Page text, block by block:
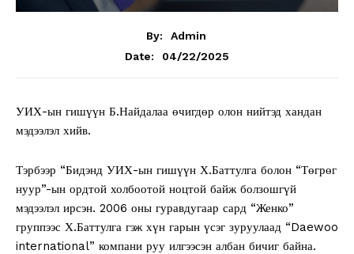
By:
Admin
Date:
04/22/2025
УИХ-ын гишүүн Б.Найдалаа өчигдөр олон нийтэд хандан
мэдээлэл хийв.
Тэрбээр “Бидэнд УИХ-ын гишүүн Х.Баттулга болон “Төгрөг
нуур”-ын ордтой холбоотой ноцтой байж болзошгүй
мэдээлэл ирсэн. 2006 оны гуравдугаар сард “Женко”
группээс Х.Баттулга гэж хүн гарын үсэг зуруулаад “Daewoo
international” компани руу илгээсэн албан бичиг байна.